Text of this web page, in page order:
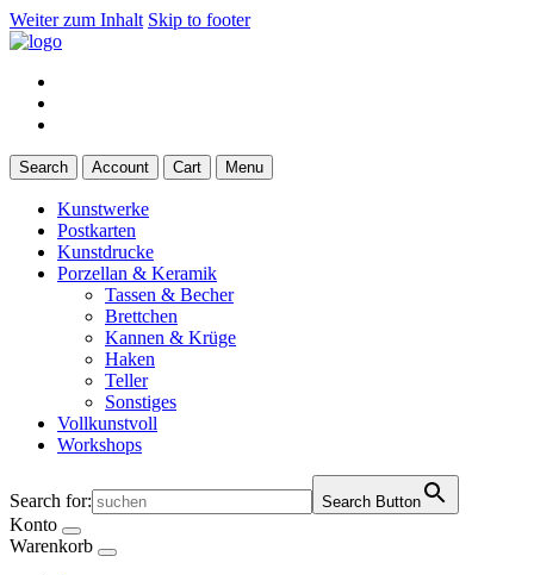
Weiter zum Inhalt Skip to footer
Search Account Cart Menu
Kunstwerke
Postkarten
Kunstdrucke
Porzellan & Keramik
Tassen & Becher
Brettchen
Kannen & Krüge
Haken
Teller
Sonstiges
Vollkunstvoll
Workshops
Search for: Search Button
Konto
Warenkorb